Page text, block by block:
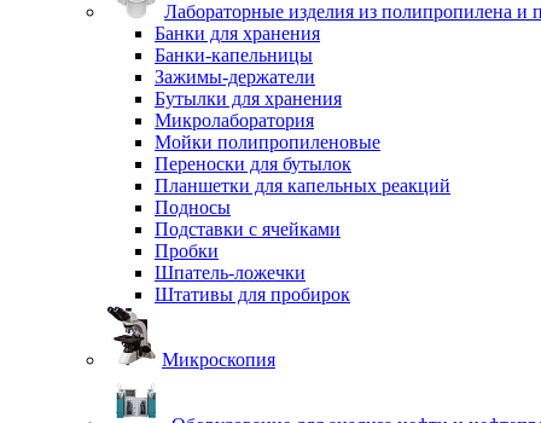
Лабораторные изделия из полипропилена и
Банки для хранения
Банки-капельницы
Зажимы-держатели
Бутылки для хранения
Микролаборатория
Мойки полипропиленовые
Переноски для бутылок
Планшетки для капельных реакций
Подносы
Подставки с ячейками
Пробки
Шпатель-ложечки
Штативы для пробирок
Микроскопия